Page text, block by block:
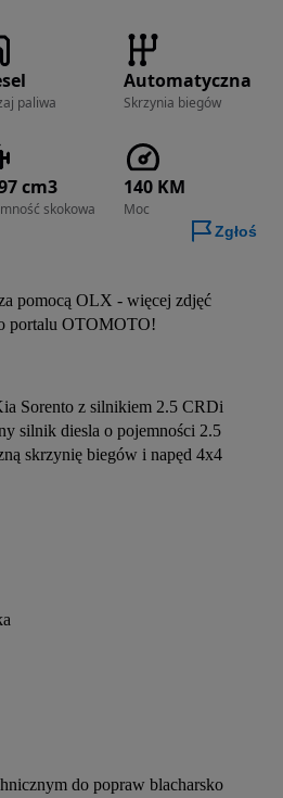
paliwa
Automatyczna
Skrzynia biegów
cm3
skokowa
140 KM
Moc
Zgłoś
pomocą OLX - więcej zdjęć
portalu OTOMOTO!
Sorento z silnikiem 2.5 CRDi
silnik diesla o pojemności 2.5
skrzynię biegów i napęd 4x4
do popraw blacharsko